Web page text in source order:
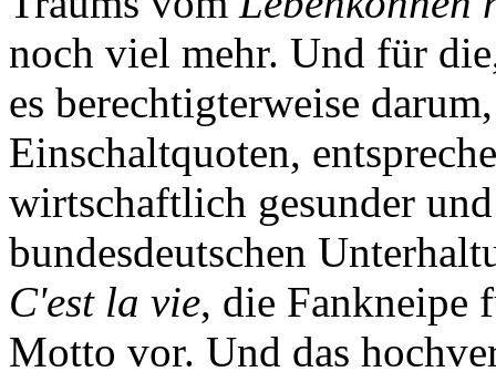
noch viel mehr. Und für
es berechtigterweise
Einschaltquoten,
wirtschaftlich gesunder
bundesdeutschen
C'est la vie, die Fankneipe
Motto vor. Und das